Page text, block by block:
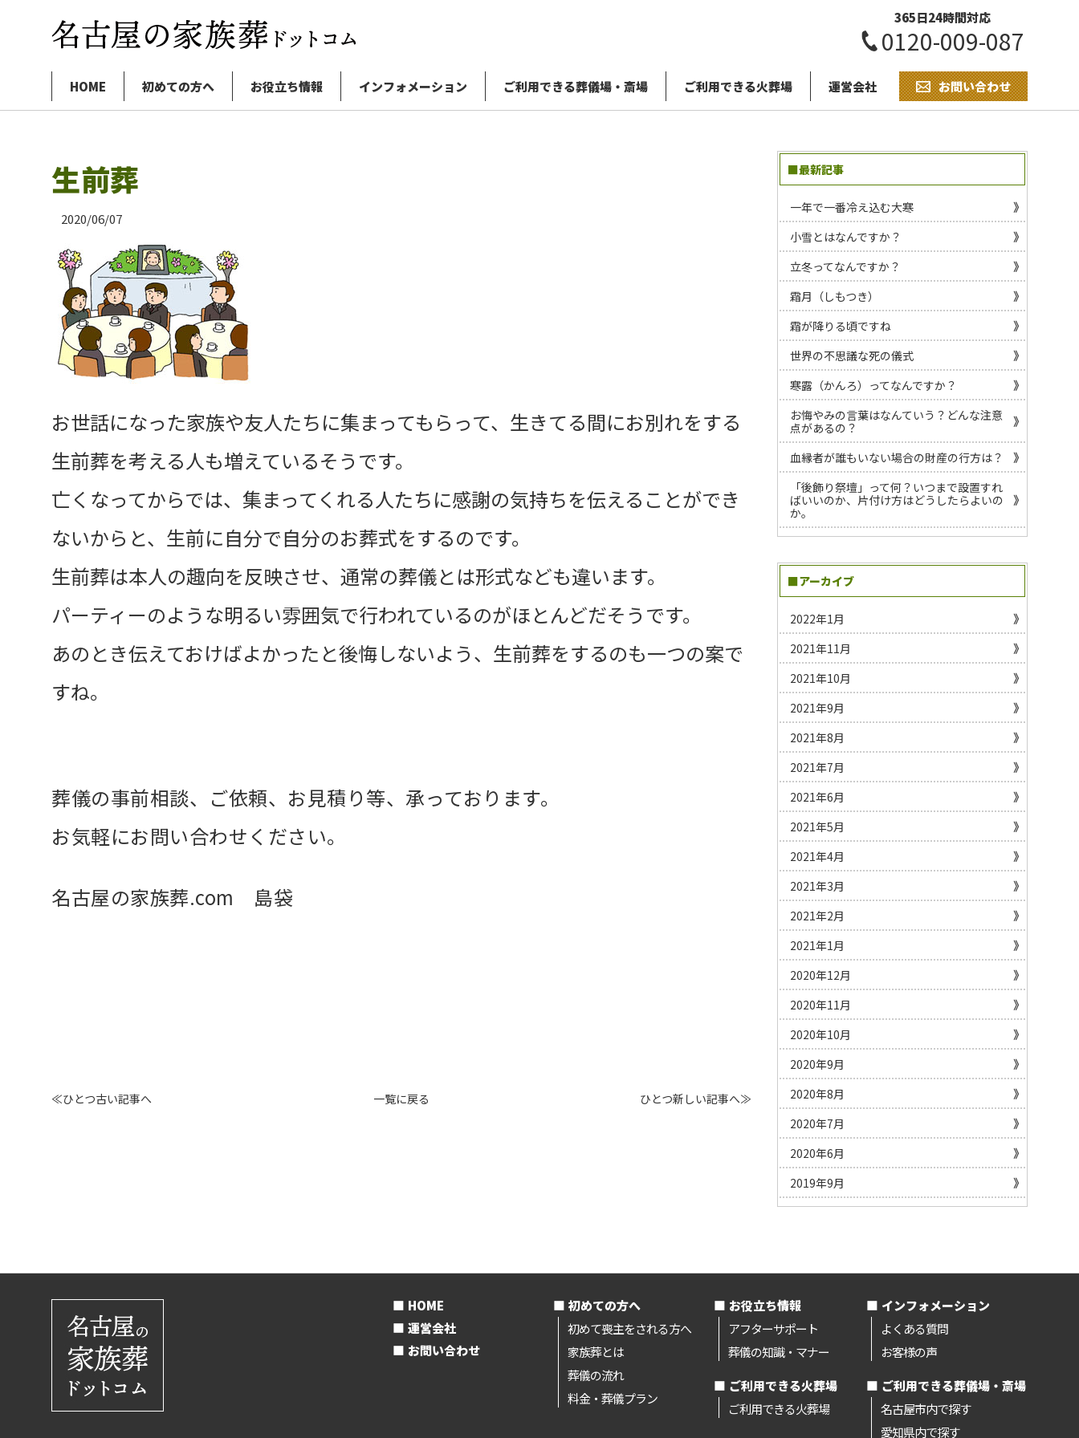
365日24時間対応
0120-009-087
HOME 初めての方へ お役立ち情報 インフォメーション ご利用できる葬儀場・斎場 ご利用できる火葬場 運営会社 お問い合わせ
生前葬
2020/06/07
お世話になった家族や友人たちに集まってもらって、生きてる間にお別れをする
生前葬を考える人も増えているそうです。
亡くなってからでは、集まってくれる人たちに感謝の気持ちを伝えることができ
ないからと、生前に自分で自分のお葬式をするのです。
生前葬は本人の趣向を反映させ、通常の葬儀とは形式なども違います。
パーティーのような明るい雰囲気で行われているのがほとんどだそうです。
あのとき伝えておけばよかったと後悔しないよう、生前葬をするのも一つの案で
すね。
葬儀の事前相談、ご依頼、お見積り等、承っております。
お気軽にお問い合わせください。
名古屋の家族葬.com 島袋
≪ひとつ古い記事へ 一覧に戻る ひとつ新しい記事へ≫
■最新記事
一年で一番冷え込む大寒
小雪とはなんですか？
立冬ってなんですか？
霜月（しもつき）
霜が降りる頃ですね
世界の不思議な死の儀式
寒露（かんろ）ってなんですか？
お悔やみの言葉はなんていう？どんな注意
点があるの？
血縁者が誰もいない場合の財産の行方は？
「後飾り祭壇」って何？いつまで設置すれ
ばいいのか、片付け方はどうしたらよいの
か。
■アーカイブ
2022年1月
2021年11月
2021年10月
2021年9月
2021年8月
2021年7月
2021年6月
2021年5月
2021年4月
2021年3月
2021年2月
2021年1月
2020年12月
2020年11月
2020年10月
2020年9月
2020年8月
2020年7月
2020年6月
2019年9月
HOME
運営会社
お問い合わせ
初めての方へ
初めて喪主をされる方へ
家族葬とは
葬儀の流れ
料金・葬儀プラン
お役立ち情報
アフターサポート
葬儀の知識・マナー
ご利用できる火葬場
ご利用できる火葬場
インフォメーション
よくある質問
お客様の声
ご利用できる葬儀場・斎場
名古屋市内で探す
愛知県内で探す